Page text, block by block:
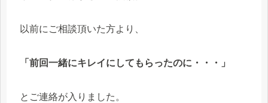
以前にご相談頂いた方より、
「前回一緒にキレイにしてもらったのに・・・」
とご連絡が入りました。